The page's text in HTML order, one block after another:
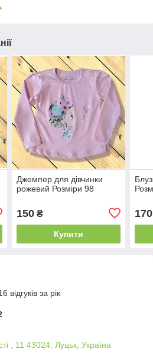
Джемпер для дівчинки
рожевий Розміри 98
150₴
Купити
170
відгуків за рік
, 11 43024, Луцьк, Україна